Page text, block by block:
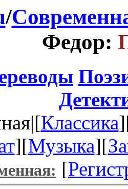
/
Федор:
Классика
][Музыка][
[